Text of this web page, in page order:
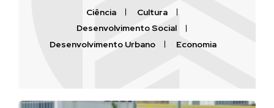
Ciência
Cultura
Desenvolvimento Social
Desenvolvimento Urbano
Economia